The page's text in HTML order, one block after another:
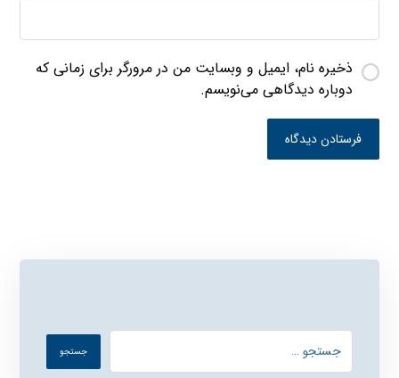
ذخیره نام، ایمیل و وبسایت من در مرورگر برای زمانی که
دوباره دیدگاهی می‌نویسم.